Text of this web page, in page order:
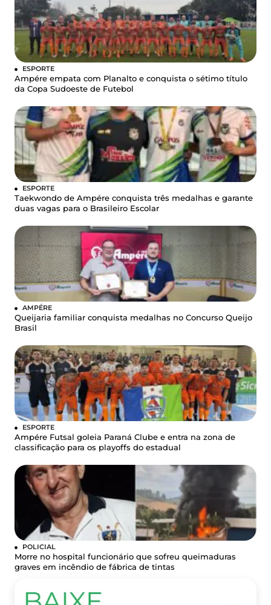
ESPORTE
Ampére empata com Planalto e conquista o sétimo título
da Copa Sudoeste de Futebol
ESPORTE
Taekwondo de Ampére conquista três medalhas e garante
duas vagas para o Brasileiro Escolar
AMPÉRE
Queijaria familiar conquista medalhas no Concurso Queijo
Brasil
ESPORTE
Ampére Futsal goleia Paraná Clube e entra na zona de
classificação para os playoffs do estadual
POLICIAL
Morre no hospital funcionário que sofreu queimaduras
graves em incêndio de fábrica de tintas